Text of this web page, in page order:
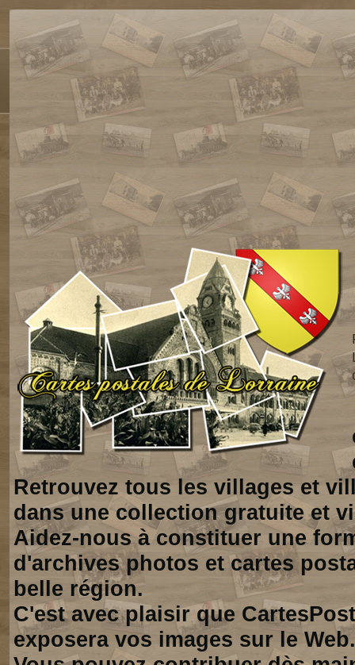
Retrouvez tous les villages et
dans une collection gratuite et
Aidez-nous à constituer une
d'archives photos et cartes
belle région.
C'est avec plaisir que
exposera vos images sur le Web.